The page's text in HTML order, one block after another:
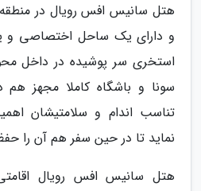
و دارای یک ساحل اختصاصی و
استخری سر پوشیده در داخل
سونا و باشگاه کاملا مجهز هم
تناسب اندام و سلامتیشان
نماید تا در حین سفر هم آن را
هتل سانیس افس رویال